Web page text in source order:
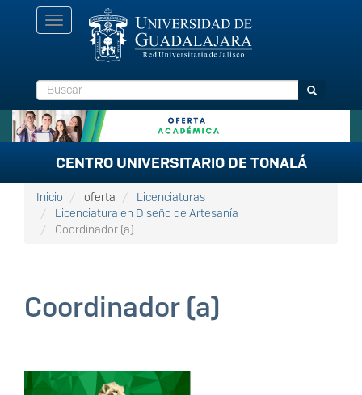
Toggle
navigation
Buscar Buscar
CENTRO UNIVERSITARIO DE TONALÁ
Inicio oferta
Licenciaturas
Licenciatura en Diseño de Artesanía
Coordinador (a)
Coordinador (a)